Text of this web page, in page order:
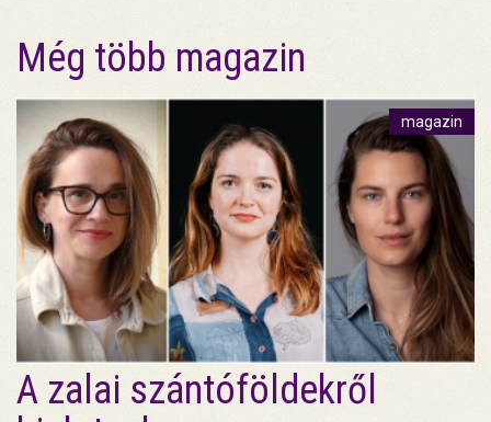
Még több magazin
magazin
A zalai szántóföldekről